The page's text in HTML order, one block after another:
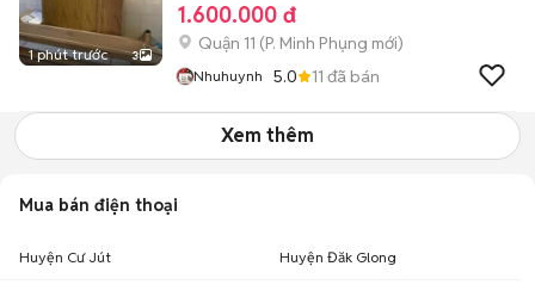
1 phút trước 3
1.600.000 đ
Quận 11 (P. Minh Phụng mới)
Nhuhuynh 5.0 11 đã bán
Xem thêm
Mua bán điện thoại
Huyện Cư Jút Huyện Đăk Glong